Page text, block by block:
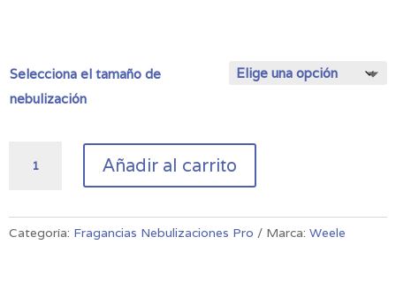
Selecciona el tamaño de
nebulización
Nebulización
cantidad
Añadir al carrito
Categoría: Fragancias Nebulizaciones Pro Marca: Weele